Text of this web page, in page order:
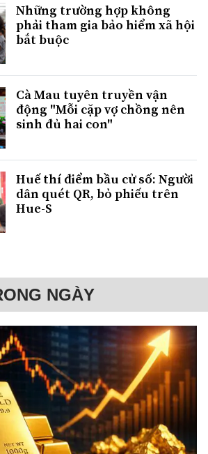
Những trường hợp không
phải tham gia bảo hiểm xã hội
bắt buộc
Cà Mau tuyên truyền vận
động "Mỗi cặp vợ chồng nên
sinh đủ hai con"
Huế thí điểm bầu cử số: Người
dân quét QR, bỏ phiếu trên
Hue-S
NGÀY